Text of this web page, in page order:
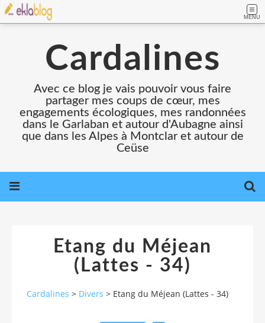
MENU
Cardalines
Avec ce blog je vais pouvoir vous faire
partager mes coups de cœur, mes
engagements écologiques, mes randonnées
dans le Garlaban et autour d'Aubagne ainsi
que dans les Alpes à Montclar et autour de
Ceüse
Etang du Méjean
(Lattes - 34)
Cardalines > Divers > Etang du Méjean (Lattes - 34)